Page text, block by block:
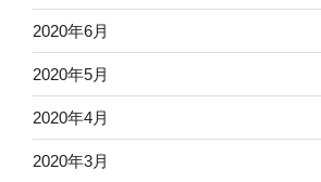
2020年6月
2020年5月
2020年4月
2020年3月